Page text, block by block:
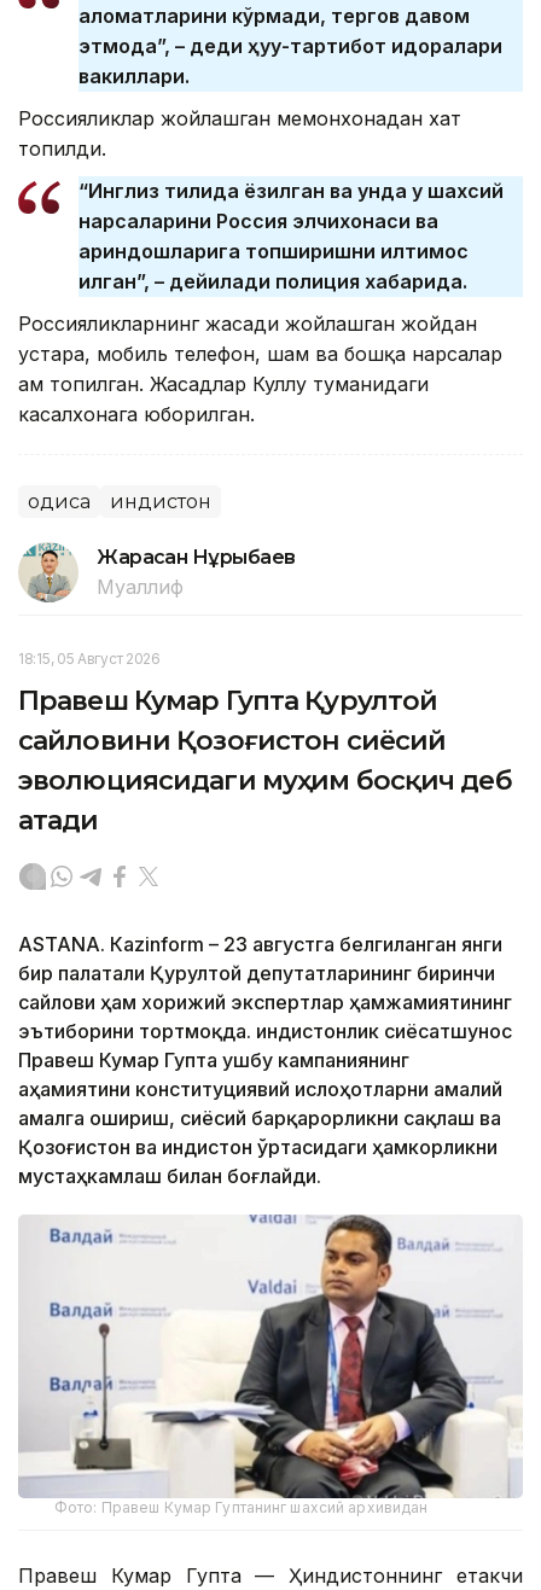
аломатларини кўрмади, тергов давом
этмоқда”, – деди ҳуқуқ-тартибот идоралари
вакиллари.
Россияликлар жойлашган меҳмонхонадан хат
топилди.
“Инглиз тилида ёзилган ва унда у шахсий
нарсаларини Россия элчихонаси ва
қариндошларига топширишни илтимос
қилган”, – дейилади полиция хабарида.
Россияликларнинг жасади жойлашган жойдан
устара, мобиль телефон, шам ва бошқа нарсалар
ҳам топилган. Жасадлар Куллу туманидаги
касалхонага юборилган.
Ҳодиса Ҳиндистон
Жарасқан Нұрыбаев
Муаллиф
18:15, 05 Август 2026
Правеш Кумар Гупта Қурултой
сайловини Қозоғистон сиёсий
эволюциясидаги муҳим босқич деб
атади
ASTANА. Кazinform – 23 августга белгиланган янги
бир палатали Қурултой депутатларининг биринчи
сайлови ҳам хорижий экспертлар ҳамжамиятининг
эътиборини тортмоқда. Ҳиндистонлик сиёсатшунос
Правеш Кумар Гупта ушбу кампаниянинг
аҳамиятини конституциявий ислоҳотларни амалий
амалга ошириш, сиёсий барқарорликни сақлаш ва
Қозоғистон ва Ҳиндистон ўртасидаги ҳамкорликни
мустаҳкамлаш билан боғлайди.
Фото: Правеш Кумар Гуптанинг шахсий архивидан
Правеш Кумар Гупта — Ҳиндистоннинг етакчи